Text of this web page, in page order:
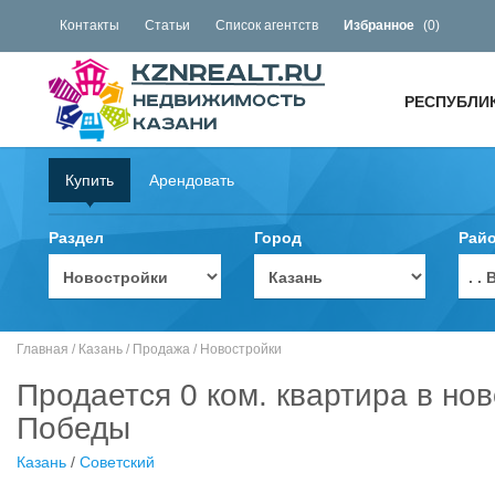
Контакты Статьи Список агентств Избранное (0)
Купить Арендовать
Раздел Город
. .
Главная / Казань / Продажа / Новостройки
Продается 0 ком. квартира в
Победы
Казань / Советский